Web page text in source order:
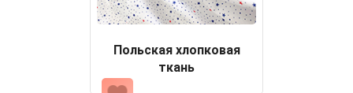
Польская хлопковая
ткань